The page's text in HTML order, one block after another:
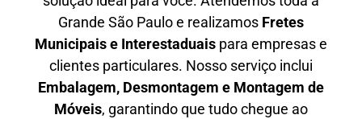
Grande São Pauloe realizamos Fretes
Municipais e Interestaduais para empresas e
clientes particulares. Nosso serviço inclui
Embalagem, Desmontagem e Montagem de
Móveis, garantindo que tudo chegue ao